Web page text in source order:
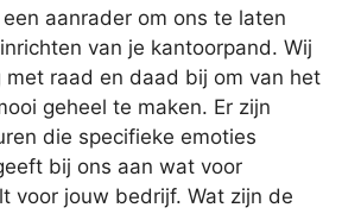
aanrader om ons te laten
van je kantoorpand. Wij
met raad en daad bij om van het
geheel te maken. Er zijn
die specifieke emoties
bij ons aan wat voor
voor jouw bedrijf. Wat zijn de